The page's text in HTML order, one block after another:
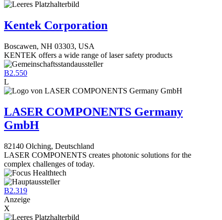
Kentek Corporation
Boscawen, NH 03303, USA
KENTEK offers a wide range of laser safety products
B2.550
L
LASER COMPONENTS Germany
GmbH
82140 Olching, Deutschland
LASER COMPONENTS creates photonic solutions for the
complex challenges of today.
B2.319
Anzeige
X